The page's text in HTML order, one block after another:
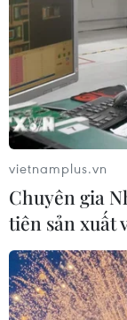
Các vận động
Đà Nẵng
vietnamplus.vn
Chuyên gia
tiên sản xuất